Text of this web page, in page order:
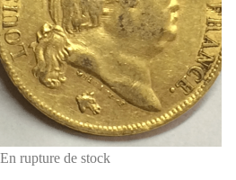
En rupture de stock